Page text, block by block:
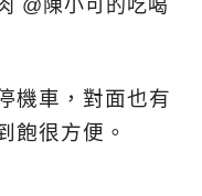
機車，對面也有
飽很方便。